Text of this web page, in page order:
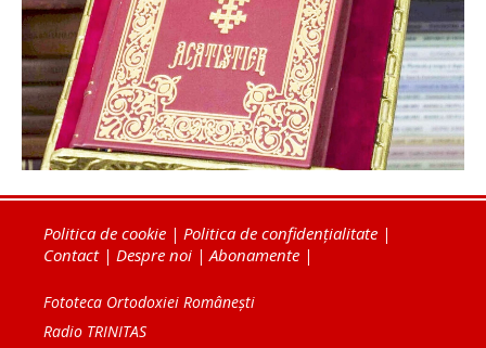
Politica de cookie | Politica de confidențialitate |
Contact| Despre noi | Abonamente |
Fototeca Ortodoxiei Românești
Radio TRINITAS